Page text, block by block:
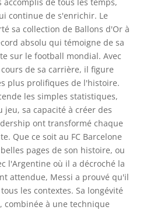
continue de s'enrichir. Le
sa collection de Ballons d'Or à
absolu qui témoigne de sa
sur le football mondial. Avec
de sa carrière, il figure
plus prolifiques de l'histoire.
les simples statistiques,
jeu, sa capacité à créer des
ont transformé chaque
Que ce soit au FC Barcelone
pages de son histoire, ou
l'Argentine où il a décroché la
attendue, Messi a prouvé qu'il
les contextes. Sa longévité
combinée à une technique